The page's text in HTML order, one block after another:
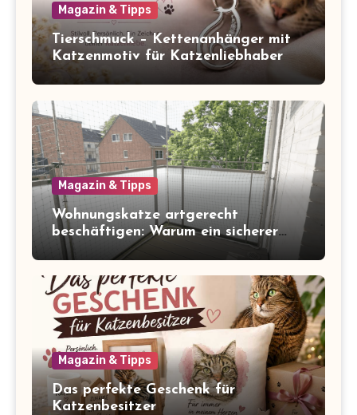
Magazin & Tipps
Tierschmuck – Kettenanhänger mit
Katzenmotiv für Katzenliebhaber
Magazin & Tipps
Wohnungskatze artgerecht
beschäftigen: Warum ein sicherer
Balkon zum Freigang dazugehört
Magazin & Tipps
Das perfekte Geschenk für
Katzenbesitzer